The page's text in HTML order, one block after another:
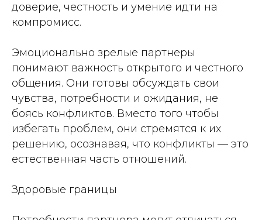
доверие, честность и умение идти на
компромисс.
Эмоционально зрелые партнеры
понимают важность открытого и честного
общения. Они готовы обсуждать свои
чувства, потребности и ожидания, не
боясь конфликтов. Вместо того чтобы
избегать проблем, они стремятся к их
решению, осознавая, что конфликты — это
естественная часть отношений.
Здоровые границы